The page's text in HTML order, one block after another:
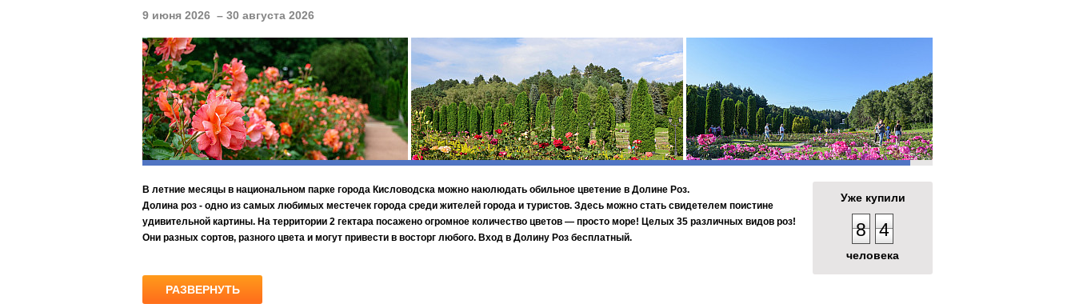
2. Вечерние кинопоказы, музыкальные и интеллектуальные квизы, семейные мероприятия на площадке у Дворца спорта
По субботам:
1. Концерты с участием известных оркестров и музыкантовв историко-культурном комплексе
"Лошицкая усадьба" на улице Чижевских;
2. Концерты в Музыкальном переулке, а с 18.00 до 21.00 будет проходить караоке "Ваше соло";
3. Органные концерты в концертном зале "Верхний город" с проектом "Орган в Верхнем городе" (за доп.плату);
4. Концертные программы совместно с ведущими радиостанциями республики на главной сцене у Дворца спорта;
5. Выступления музыкальных коллективов на набережной у Дворца спорта.
Вы сможете все увидеть своими глазами в туре:
30G Западная Беларусь + Минск.
9 июня 2026 – 30 августа 2026
Уже купили
8 4
человека
В летние месяцы в национальном парке города Кисловодска можно наюлюдать обильное цветение в Долине Роз.
Долина роз - одно из самых любимых местечек города среди жителей города и туристов. Здесь можно стать свидетелем поистине
удивительной картины. На территории 2 гектара посажено огромное количество цветов — просто море! Целых 35 различных видов роз!
Они разных сортов, разного цвета и могут привести в восторг любого. Вход в Долину Роз бесплатный.
РАЗВЕРНУТЬ